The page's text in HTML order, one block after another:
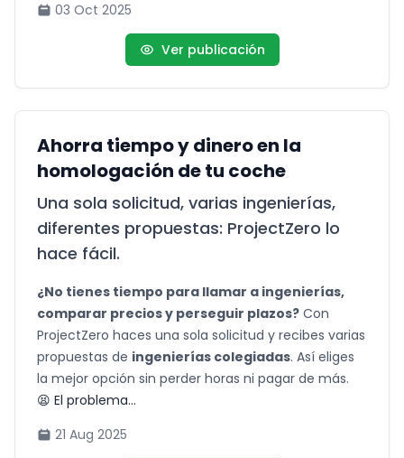
03 Oct 2025
Ver publicación
Ahorra tiempo y dinero en la
homologación de tu coche
Una sola solicitud, varias ingenierías,
diferentes propuestas: ProjectZero lo
hace fácil.
¿No tienes tiempo para llamar a ingenierías,
comparar precios y perseguir plazos? Con
ProjectZero haces una sola solicitud y recibes varias
propuestas de ingenierías colegiadas. Así eliges
la mejor opción sin perder horas ni pagar de más.
😫 El problema...
21 Aug 2025